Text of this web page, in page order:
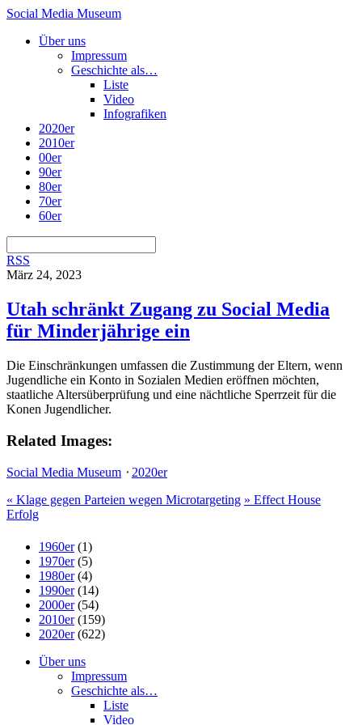
Social Media Museum
Über uns
Impressum
Geschichte als…
Liste
Video
Infografiken
2020er
2010er
00er
90er
80er
70er
60er
RSS
März 24, 2023
Utah schränkt Zugang zu Social Media
für Minderjährige ein
Die Einschränkungen umfassen die Zustimmung der Eltern, wenn
Jugendliche ein Konto in Sozialen Medien eröffnen möchten,
staatliche Altersüberprüfung und eine nächtliche Sperrzeit für die
Konen Jugendlicher.
Related Images:
Social Media Museum ⋅ 2020er
« Klage gegen Parteien wegen Microtargeting » Effect House
Erfolg
1960er(1)
1970er(5)
1980er(4)
1990er(14)
2000er(54)
2010er(159)
2020er(622)
Über uns
Impressum
Geschichte als…
Liste
Video